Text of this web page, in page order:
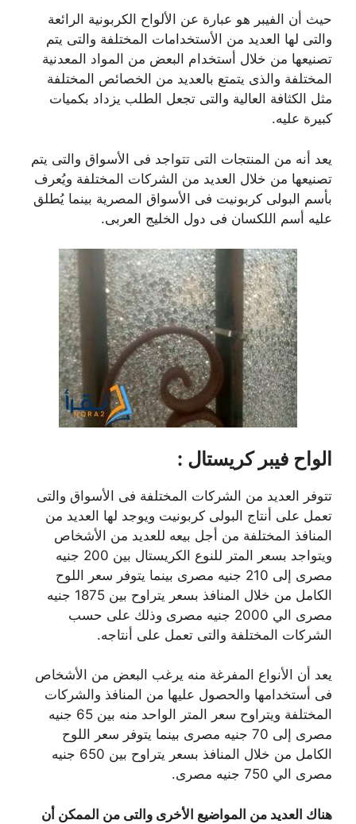
حيث أن الفيبر هو عبارة عن الألواح الكربونية الرائعة
والتى لها العديد من الأستخدامات المختلفة والتى يتم
تصنيعها من خلال أستخدام البعض من المواد المعدنية
المختلفة والذى يتمتع بالعديد من الخصائص المختلفة
مثل الكثافة العالية والتى تجعل الطلب يزداد بكميات
كبيرة عليه.
يعد أنه من المنتجات التى تتواجد فى الأسواق والتى يتم
تصنيعها من خلال العديد من الشركات المختلفة ويُعرف
بأسم البولى كربونيت فى الأسواق المصرية بينما يُطلق
عليه أسم اللكسان فى دول الخليج العربى.
الواح فيبر كريستال :
تتوفر العديد من الشركات المختلفة فى الأسواق والتى
تعمل على أنتاج البولى كربونيت ويوجد لها العديد من
المنافذ المختلفة من أجل بيعه للعديد من الأشخاص
ويتواجد بسعر المتر للنوع الكريستال بين 200 جنيه
مصرى إلى 210 جنيه مصرى بينما يتوفر سعر اللوح
الكامل من خلال المنافذ بسعر يتراوح بين 1875 جنيه
مصرى الي 2000 جنيه مصرى وذلك على حسب
الشركات المختلفة والتى تعمل على أنتاجه.
يعد أن الأنواع المفرغة منه يرغب البعض من الأشخاص
فى أستخدامها والحصول عليها من المنافذ والشركات
المختلفة ويتراوح سعر المتر الواحد منه بين 65 جنيه
مصرى إلى 70 جنيه مصرى بينما يتوفر سعر اللوح
الكامل من خلال المنافذ بسعر يتراوح بين 650 جنيه
مصرى الي 750 جنيه مصرى.
هناك العديد من المواضيع الأخرى والتى من الممكن أن